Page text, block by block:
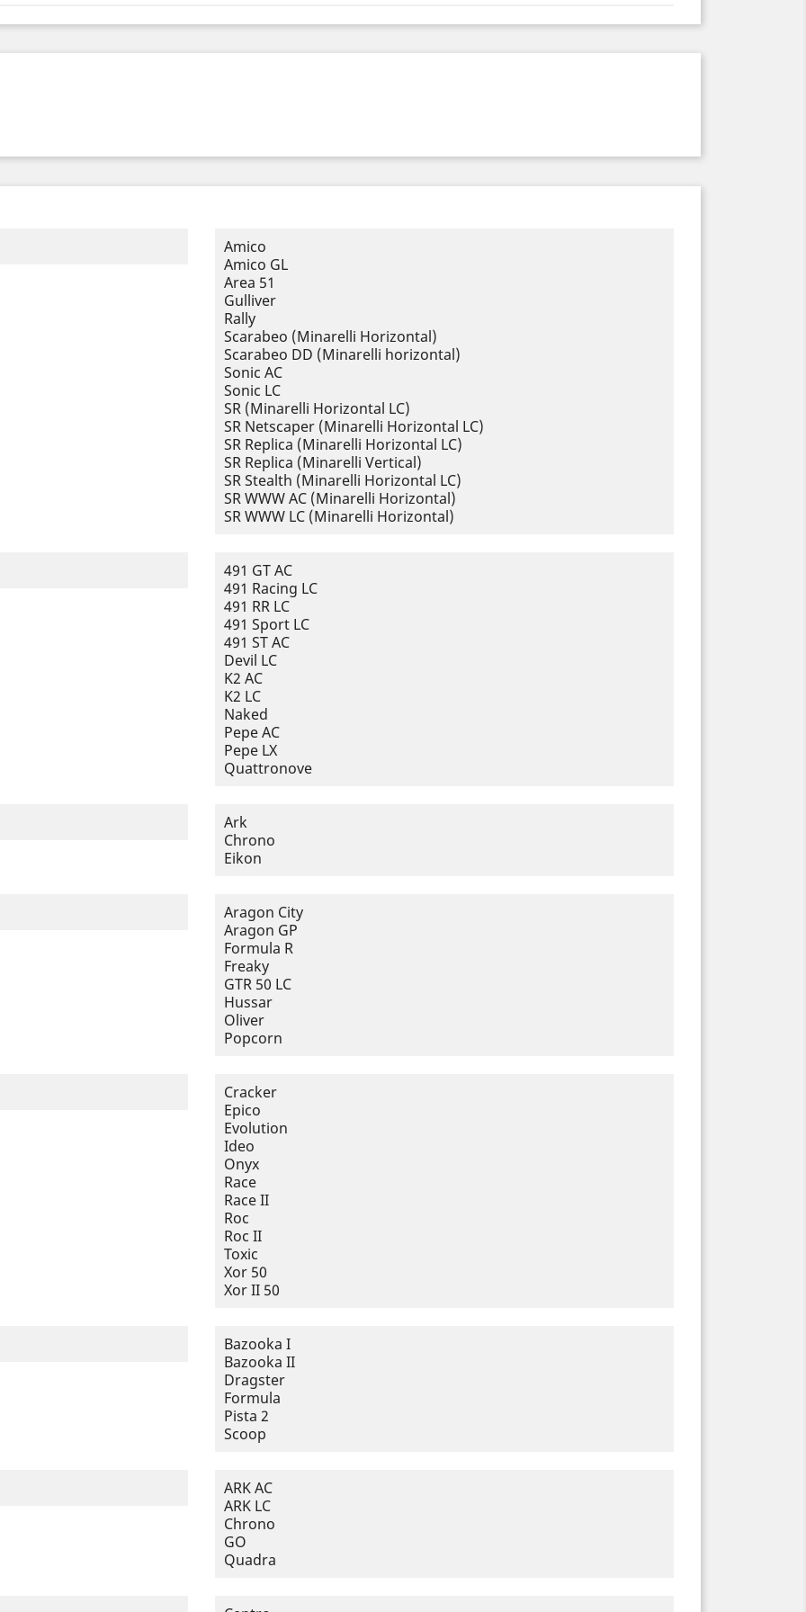
Amico
Amico GL
Area 51
Gulliver
Rally
Scarabeo (Minarelli Horizontal)
Scarabeo DD (Minarelli horizontal)
Sonic AC
Sonic LC
SR (Minarelli Horizontal LC)
SR Netscaper (Minarelli Horizontal LC)
SR Replica (Minarelli Horizontal LC)
SR Replica (Minarelli Vertical)
SR Stealth (Minarelli Horizontal LC)
SR WWW AC (Minarelli Horizontal)
SR WWW LC (Minarelli Horizontal)
491 GT AC
491 Racing LC
491 RR LC
491 Sport LC
491 ST AC
Devil LC
K2 AC
K2 LC
Naked
Pepe AC
Pepe LX
Quattronove
Ark
Chrono
Eikon
Aragon City
Aragon GP
Formula R
Freaky
GTR 50 LC
Hussar
Oliver
Popcorn
Cracker
Epico
Evolution
Ideo
Onyx
Race
Race II
Roc
Roc II
Toxic
Xor 50
Xor II 50
Bazooka I
Bazooka II
Dragster
Formula
Pista 2
Scoop
ARK AC
ARK LC
Chrono
GO
Quadra